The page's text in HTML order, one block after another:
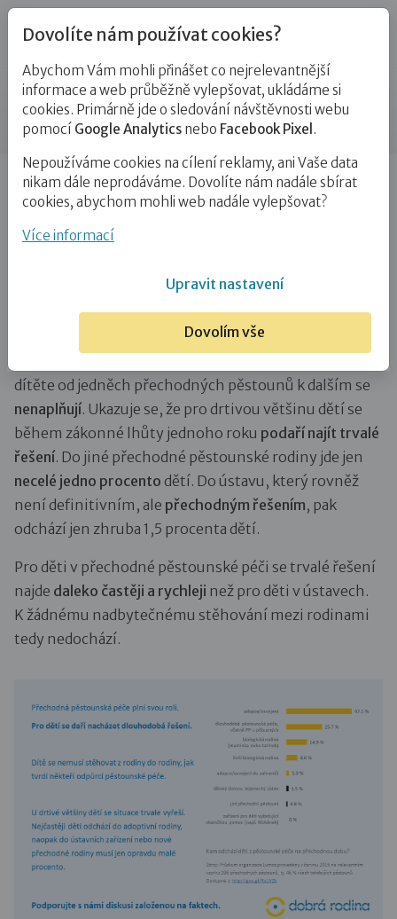
Blog
Příspěvek
Úvod Blog Ostatní
Fakta a mýty: Dítě se bude
stěhovat z rodiny do rodiny…
Fakta a mýty: Dítě se bude stěhovat
Ostatní # fakta a mýty
dítěte od jedněch přechodných pěstounů k dalším se
nenaplňují. Ukazuje se, že pro drtivou většinu dětí se
během zákonné lhůty jednoho roku podaří najít trvalé
řešení. Do jiné přechodné pěstounské rodiny jde jen
necelé jedno procento dětí. Do ústavu, který rovněž
není definitivním, ale přechodným řešením, pak
odchází jen zhruba 1,5 procenta dětí.
Pro děti v přechodné pěstounské péči se trvalé řešení
najde daleko častěji a rychleji než pro děti v ústavech.
K žádnému nadbytečnému stěhování mezi rodinami
tedy nedochází.
Dovolíte nám používat cookies?
Abychom Vám mohli přinášet co nejrelevantnější
informace a web průběžně vylepšovat, ukládáme si
cookies. Primárně jde o sledování návštěvnosti webu
pomocí Google Analytics nebo Facebook Pixel .
Nepoužíváme cookies na cílení reklamy, ani Vaše data
nikam dále neprodáváme. Dovolíte nám nadále sbírat
cookies, abychom mohli web nadále vylepšovat?
Více informací
Upravit nastavení
Dovolím vše